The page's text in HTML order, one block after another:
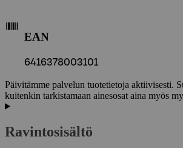
EAN
6416378003101
Päivitämme palvelun tuotetietoja aktiivisesti.
kuitenkin tarkistamaan ainesosat aina myös
Ravintosisältö